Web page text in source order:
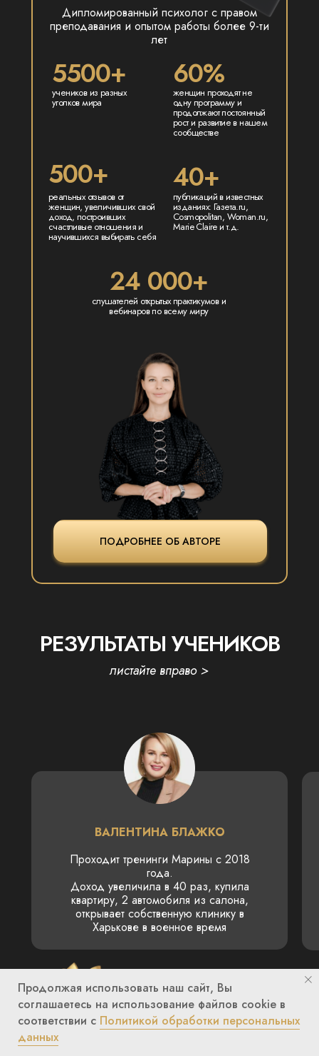
Дипломированный психолог с правом
преподавания и опытом работы более 9-ти
лет
40+
500+
60%
5500+
реальных отзывов от
женщин, увеличивших свой
доход, построивших
счастливые отношения и
научившихся выбирать себя
учеников из разных
уголков мира
публикаций в известных
изданиях: Газета.ru,
Cosmopolitan, Woman.ru,
Marie Claire и т.д.
женщин проходят не
одну программу и
продолжают постоянный
рост и развитие в нашем
сообществе
ПОДРОБНЕЕ ОБ АВТОРЕ
РЕЗУЛЬТАТЫ УЧЕНИКОВ
листайте вправо >
слушателей открытых практикумов и
вебинаров по всему миру
24 000+
ВАЛЕНТИНА БЛАЖКО
Проходит тренинги Марины с 2018
года.
Доход увеличила в 40 раз, купила
квартиру, 2 автомобиля из салона,
открывает собственную клинику в
Харькове в военное время
ТАРИФЫ:
Продолжая использовать наш сайт, Вы
соглашаетесь на использование файлов cookie в
соответствии с Политикой обработки персональных
данных